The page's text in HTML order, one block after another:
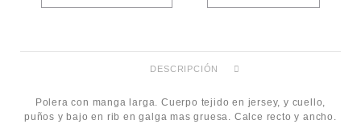
DESCRIPCIÓN
Polera con manga larga. Cuerpo tejido en jersey, y cuello,
puños y bajo en rib en galga mas gruesa. Calce recto y ancho.